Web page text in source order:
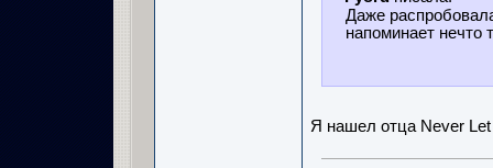
Даже
напоминает нечто
Я нашел отца Never